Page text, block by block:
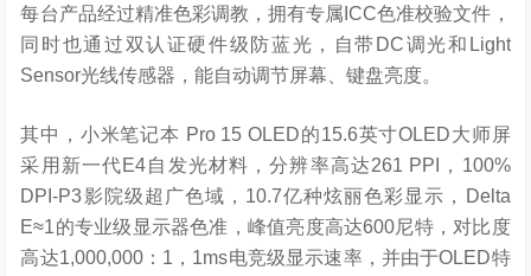
每台产品经过精准色彩调教，拥有专属ICC色准校验文件，
同时也通过双认证硬件级防蓝光，自带DC调光和Light
Sensor光线传感器，能自动调节屏幕、键盘亮度。
其中，小米笔记本 Pro 15 OLED的15.6英寸OLED大师屏
采用新一代E4自发光材料，分辨率高达261 PPI，100%
DPI-P3影院级超广色域，10.7亿种炫丽色彩显示，Delta
E≈1的专业级显示器色准，峰值亮度高达600尼特，对比度
高达1,000,000：1，1ms电竞级显示速率，并由于OLED特